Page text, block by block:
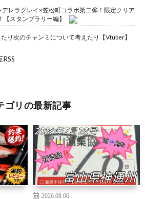
デレラグレイ×笠松町コラボ第二弾！限定クリア
スタンプラリー編】
たり次のチャンミについて考えたり【Vtuber】
ゴリの最新記事
2026.08.06